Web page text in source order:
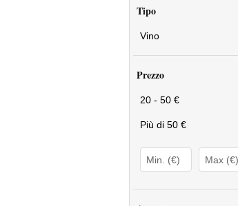
Tipo
Vino
Prezzo
20 - 50 €
Più di 50 €